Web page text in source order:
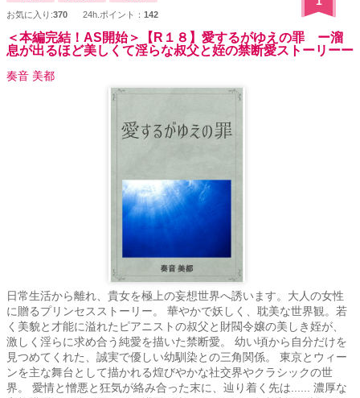
お気に入り:370 24h.ポイント： 142
＜本編完結！AS開始＞【R１８】愛するがゆえの罪 ー溜
息が出るほど美しくて淫らな叔父と姪の禁断愛ストーリーー
奏音 美都
日常生活から離れ、貴女を極上の妄想世界へ誘います。大人の女性
に贈るプリンセスストーリー。 華やかで妖しく、耽美な世界観。若
く美貌と才能に溢れたピアニストの叔父と財閥令嬢の美しき姪が、
激しく淫らに求め合う純愛を描いた禁断愛。 幼い頃から自分だけを
見つめてくれた、誠実で優しい幼馴染との三角関係。 東京とウィー
ンを主な舞台として描かれる煌びやかな社交界やクラシックの世
界。 愛情と憎悪と狂気が絡み合った末に、辿り着く先は...... 濃厚な